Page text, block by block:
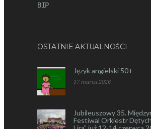
BIP
OSTATNIE AKTUALNOŚCI
Język angielski 50+
17 marca 2026
Jubileuszowy 35.
Festiwal Orkiestr